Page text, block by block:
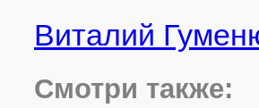
Виталий
Смотри также: